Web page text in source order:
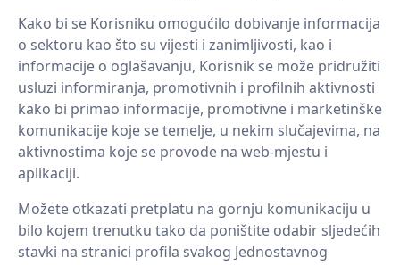
Kako bi se Korisniku omogućilo dobivanje informacija
o sektoru kao što su vijesti i zanimljivosti, kao i
informacije o oglašavanju, Korisnik se može pridružiti
usluzi informiranja, promotivnih i profilnih aktivnosti
kako bi primao informacije, promotivne i marketinške
komunikacije koje se temelje, u nekim slučajevima, na
aktivnostima koje se provode na web-mjestu i
aplikaciji.
Možete otkazati pretplatu na gornju komunikaciju u
bilo kojem trenutku tako da poništite odabir sljedećih
stavki na stranici profila svakog Jednostavnog